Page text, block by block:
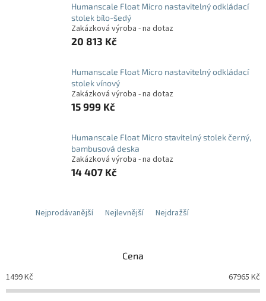
Humanscale Float Micro nastavitelný odkládací
stolek bílo-šedý
Zakázková výroba - na dotaz
20 813 Kč
Humanscale Float Micro nastavitelný odkládací
stolek vínový
Zakázková výroba - na dotaz
15 999 Kč
Humanscale Float Micro stavitelný stolek černý,
bambusová deska
Zakázková výroba - na dotaz
14 407 Kč
Nejprodávanější Nejlevnější Nejdražší
Cena
1499Kč 67965 Kč